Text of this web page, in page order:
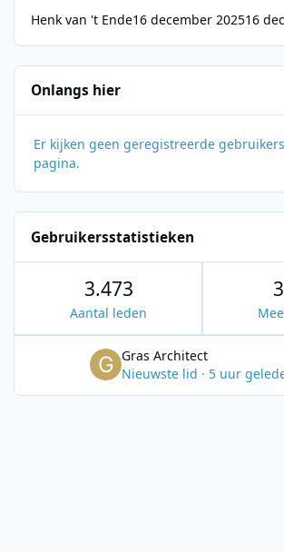
Henk van 't Ende16 december 202516 dec
Onlangs hier
Er kijken geen geregistreerde
pagina.
Gebruikersstatistieken
3.473
Aantal leden
Gras Architect
Nieuwste lid · 5 uur